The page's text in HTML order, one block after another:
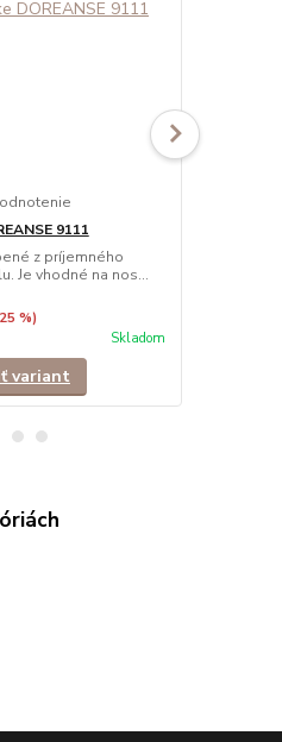
9111
z príjemného
Je vhodné na nos...
%)
Skladom
variant